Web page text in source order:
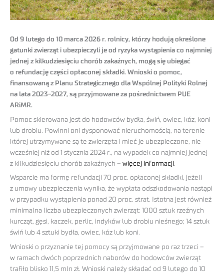
Od 9 lutego do 10 marca 2026 r. rolnicy, którzy hodują określone
gatunki zwierząt i ubezpieczyli je od ryzyka wystąpienia co najmniej
jednej z kilkudziesięciu chorób zakaźnych, mogą się ubiegać
o refundację części opłaconej składki. Wnioski o pomoc,
finansowaną z Planu Strategicznego dla Wspólnej Polityki Rolnej
na lata 2023-2027, są przyjmowane za pośrednictwem PUE
ARiMR.
Pomoc skierowana jest do hodowców bydła, świń, owiec, kóz, koni
lub drobiu. Powinni oni dysponować nieruchomością, na terenie
której utrzymywane są te zwierzęta i mieć je ubezpieczone, nie
wcześniej niż od 1 stycznia 2024 r., na wypadek co najmniej jednej
z kilkudziesięciu chorób zakaźnych – więcej informacji.
Wsparcie ma formę refundacji 70 proc. opłaconej składki, jeżeli
z umowy ubezpieczenia wynika, że wypłata odszkodowania nastąpi
w przypadku wystąpienia ponad 20 proc. strat. Istotna jest również
minimalna liczba ubezpieczonych zwierząt: 1000 sztuk rzeźnych
kurcząt, gęsi, kaczek, perlic, indyków lub drobiu nieśnego; 14 sztuk
świń lub 4 sztuki bydła, owiec, kóz lub koni.
Wnioski o przyznanie tej pomocy są przyjmowane po raz trzeci –
w ramach dwóch poprzednich naborów do hodowców zwierząt
trafiło blisko 11,5 mln zł. Wnioski należy składać od 9 lutego do 10